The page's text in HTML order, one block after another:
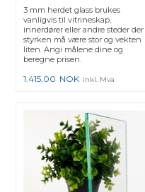
3 mm herdet glass brukes
vanligvis til vitrineskap,
innerdører eller andre steder der
styrken må være stor og vekten
liten. Angi målene dine og
beregne prisen.
1.415,00 NOK inkl. Mva